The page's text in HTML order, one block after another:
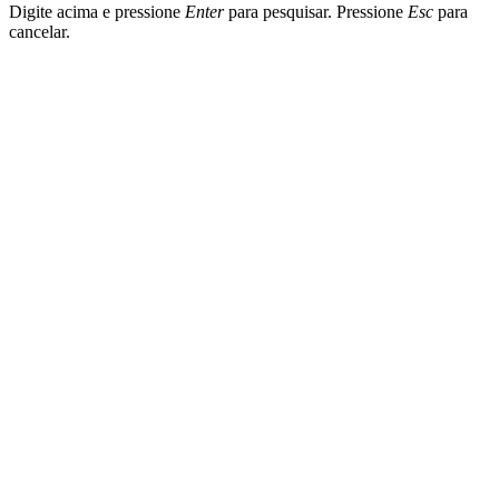
Digite acima e pressione Enterpara pesquisar. Pressione Esc para
cancelar.